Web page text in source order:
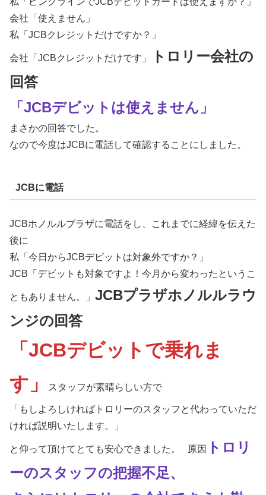
会社「使えません」
私「JCBクレジットだけですか？」
会社「JCBクレジットだけです」
トロリー会社の
回答
「JCBデビットは使えません」
まさかの回答でした。
なので今度はJCBに電話して確認することにしました。
JCBに電話
JCBホノルルプラザに電話をし、これまでに経緯を伝えた
後に
私「今日からJCBデビットは対象外ですか？」
JCB「デビットも対象ですよ！今月から変わったというこ
ともありません。」 JCBプラザホノルルラウ
ンジの回答
「JCBデビットで乗れま
す」
スタッフが素晴らしい方で
「もしよろしければトロリーのスタッフと代わっていただ
ければ説明いたします。」
と仰って頂けてとても安心できました。 原因
トロリ
ーのスタッフの把握不足、